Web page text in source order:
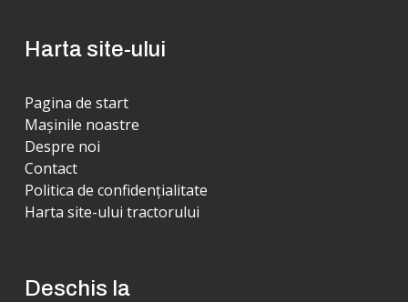
Harta site-ului
Pagina de start
Mașinile noastre
Despre noi
Contact
Politica de confidențialitate
Harta site-ului tractorului
Deschis la